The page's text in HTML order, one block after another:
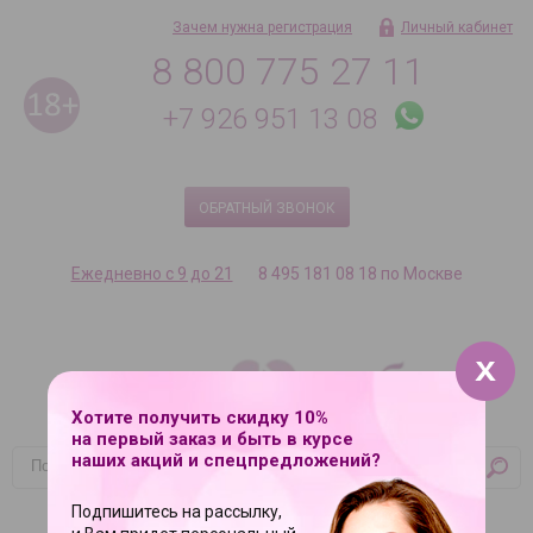
8 800 775 27 11
+7 926 951 13 08
ОБРАТНЫЙ ЗВОНОК
Зачем нужна регистрация Личный кабинет
Ежедневно с 9 до 21 8 495 181 08 18 по Москве
Ваша корзина пуста
Хотите получить скидку 10%
на первый заказ и быть в курсе
наших акций и спецпредложений?
Подпишитесь на рассылку,